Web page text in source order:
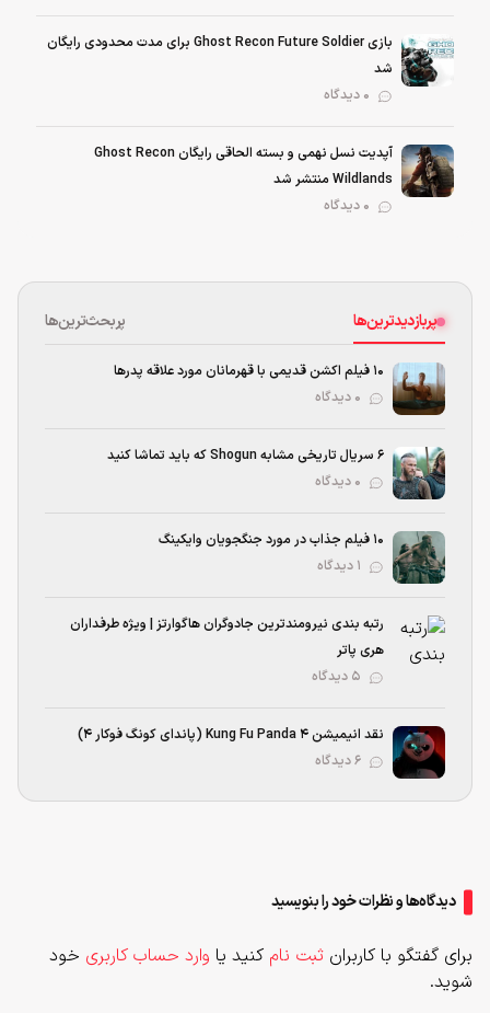
بازی Ghost Recon Future Soldier برای مدت محدودی رایگان
شد
آپدیت نسل نهمی و بسته الحاقی رایگان Ghost Recon
Wildlands منتشر شد
پربازدیدترین‌ها پربحث‌ترین‌ها
۱۰ فیلم اکشن قدیمی با قهرمانان مورد علاقه پدرها
۶ سریال تاریخی مشابه Shogun که باید تماشا کنید
۱۰ فیلم جذاب در مورد جنگجویان وایکینگ
رتبه بندی نیرومند‌ترین جادوگران هاگوارتز | ویژه طرفداران
هری پاتر
نقد انیمیشن Kung Fu Panda 4 (پاندای کونگ‌ فوکار ۴)
دیدگاه‌ها و نظرات خود را بنویسید
برای گفتگو با کاربران ثبت نام کنید یا وارد حساب کاربری خود
شوید.